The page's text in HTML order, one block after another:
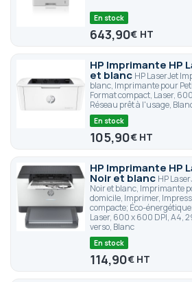
En stock
643,90€
HP Imprimante HP
et blanc HP LaserJet
blanc, Imprimante pour
Format compact, Laser,
Réseau prêt à l'usage,
En stock
105,90€
HP Imprimante HP
Noir et blanc HP
Noir et blanc, Imprimante
domicile, Imprimer,
compacte; Éco-
Laser, 600 x 600 DPI, A4,
verso, Blanc
En stock
114,90€